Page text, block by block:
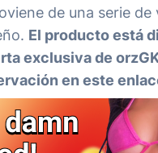
de una serie
El producto está
exclusiva de
en este